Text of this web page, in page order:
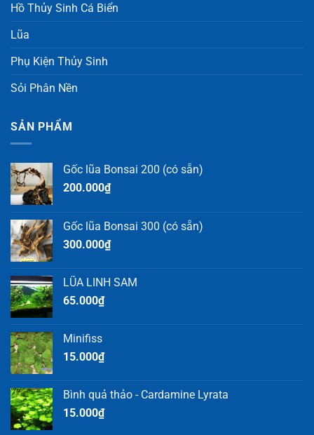
Hồ Thủy Sinh Cá Biển
Lũa
Phụ Kiện Thủy Sinh
Sỏi Phân Nền
SẢN PHẨM
Gốc lũa Bonsai 200 (có sẵn)
200.000₫
Gốc lũa Bonsai 300 (có sẵn)
300.000₫
LŨA LINH SAM
65.000₫
Minifiss
15.000₫
Bình quả thảo - Cardamine Lyrata
15.000₫